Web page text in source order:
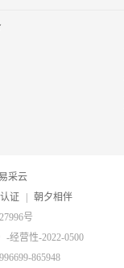
采云
证
朝夕相伴
号
-经营性-2022-0500
865948